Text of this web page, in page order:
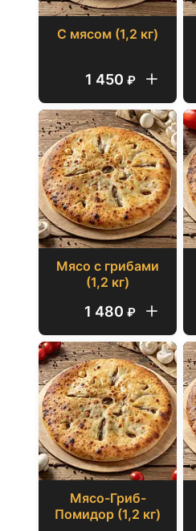
С мясом (1,2 кг)
1 450 ₽
Мясо с грибами
(1,2 кг)
1 480 ₽
Мясо-Гриб-
Помидор (1,2 кг)